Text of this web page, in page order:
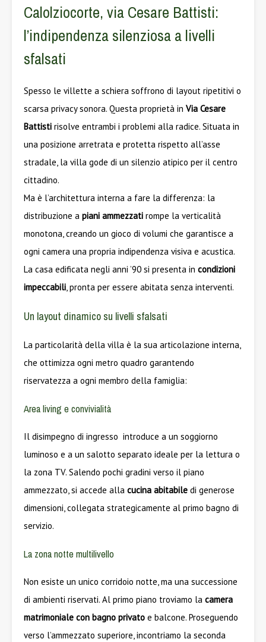
Calolziocorte, via Cesare Battisti:
l’indipendenza silenziosa a livelli
sfalsati
Spesso le villette a schiera soffrono di layout ripetitivi o
scarsa privacy sonora. Questa proprietà in Via Cesare
Battisti risolve entrambi i problemi alla radice. Situata in
una posizione arretrata e protetta rispetto all’asse
stradale, la villa gode di un silenzio atipico per il centro
cittadino.
Ma è l’architettura interna a fare la differenza: la
distribuzione a piani ammezzati rompe la verticalità
monotona, creando un gioco di volumi che garantisce a
ogni camera una propria indipendenza visiva e acustica.
La casa edificata negli anni ’90 si presenta in condizioni
impeccabili, pronta per essere abitata senza interventi.
Un layout dinamico su livelli sfalsati
La particolarità della villa è la sua articolazione interna,
che ottimizza ogni metro quadro garantendo
riservatezza a ogni membro della famiglia:
Area living e convivialità
Il disimpegno di ingresso introduce a un soggiorno
luminoso e a un salotto separato ideale per la lettura o
la zona TV. Salendo pochi gradini verso il piano
ammezzato, si accede alla cucina abitabile di generose
dimensioni, collegata strategicamente al primo bagno di
servizio.
La zona notte multilivello
Non esiste un unico corridoio notte, ma una successione
di ambienti riservati. Al primo piano troviamo la camera
matrimoniale con bagno privato e balcone. Proseguendo
verso l’ammezzato superiore, incontriamo la seconda